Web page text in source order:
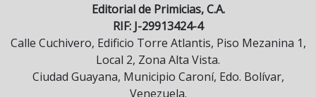
Editorial de Primicias, C.A.
RIF: J-29913424-4
Calle Cuchivero, Edificio Torre Atlantis, Piso Mezanina 1,
Local 2, Zona Alta Vista.
Ciudad Guayana, Municipio Caroní, Edo. Bolívar,
Venezuela.